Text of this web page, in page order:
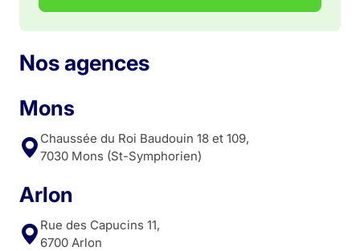
Nos agences
Mons
Chaussée du Roi Baudouin 18 et 109,
7030 Mons (St-Symphorien)
Arlon
Rue des Capucins 11,
6700 Arlon